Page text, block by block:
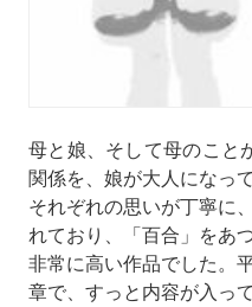
母と娘、そして母のこと
関係を、娘が大人になっ
それぞれの思いが丁寧に
れており、「百合」をあ
非常に高い作品でした。
章で、すっと内容が入っ